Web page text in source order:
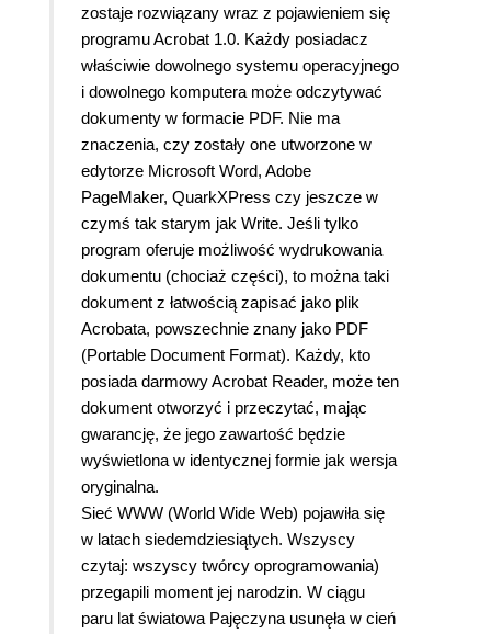
zostaje rozwiązany wraz z pojawieniem się
programu Acrobat 1.0. Każdy posiadacz
właściwie dowolnego systemu operacyjnego
i dowolnego komputera może odczytywać
dokumenty w formacie PDF. Nie ma
znaczenia, czy zostały one utworzone w
edytorze Microsoft Word, Adobe
PageMaker, QuarkXPress czy jeszcze w
czymś tak starym jak Write. Jeśli tylko
program oferuje możliwość wydrukowania
dokumentu (chociaż części), to można taki
dokument z łatwością zapisać jako plik
Acrobata, powszechnie znany jako PDF
(Portable Document Format). Każdy, kto
posiada darmowy Acrobat Reader, może ten
dokument otworzyć i przeczytać, mając
gwarancję, że jego zawartość będzie
wyświetlona w identycznej formie jak wersja
oryginalna.
Sieć WWW (World Wide Web) pojawiła się
w latach siedemdziesiątych. Wszyscy
czytaj: wszyscy twórcy oprogramowania)
przegapili moment jej narodzin. W ciągu
paru lat światowa Pajęczyna usunęła w cień